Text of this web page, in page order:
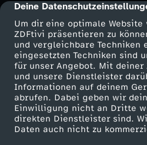
cmp-dialog-description
Deine
Um dir eine optimale Website
ZDFtivi präsentieren zu
und vergleichbare Techniken
eingesetzten Techniken sind
für unser Angebot. Mit
und unsere Dienstleister
Informationen auf deinem
abrufen. Dabei geben wir
Einwilligung nicht an Dritte
direkten Dienstleister sind.
Daten auch nicht zu
t
e
j
o
u
Mehr ZDF
ZDF-Apps
Smart TV
ZDFtext